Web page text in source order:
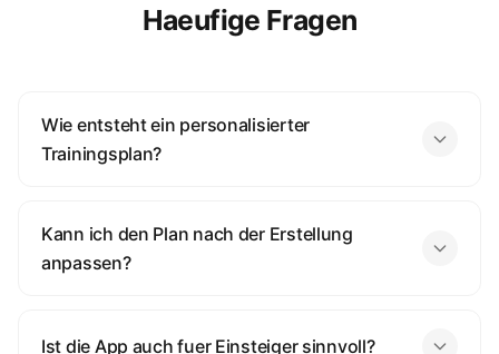
Haeufige Fragen
Wie entsteht ein personalisierter
Trainingsplan?
Kann ich den Plan nach der Erstellung
anpassen?
Ist die App auch fuer Einsteiger sinnvoll?